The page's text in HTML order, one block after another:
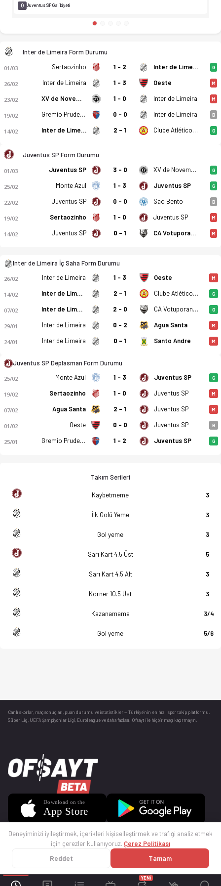
YENİ
Inter de Limeira - Juventus-SP 1-2 bitti. Gol anları, kadro,
0 Juventus SP Galibiyeti
Inter de Limeira Form Durumu
01/03 Sertaozinho 1 - 2 Inter de Limeira G
26/02 Inter de Limeira 1 - 3 Oeste M
23/02 XV de Novembro 1 - 0 Inter de Limeira M
19/02 Gremio Prudente 0 - 0 Inter de Limeira B
14/02 Inter de Limeira 2 - 1 Clube Atlético Linense G
Juventus SP Form Durumu
01/03 Juventus SP 3 - 0 XV de Novembro G
25/02 Monte Azul 1 - 3 Juventus SP G
22/02 Juventus SP 0 - 0 Sao Bento B
19/02 Sertaozinho 1 - 0 Juventus SP M
14/02 Juventus SP 0 - 1 CA Votuporanguense M
Inter de Limeira İç Saha Form Durumu
26/02 Inter de Limeira 1 - 3 Oeste M
14/02 Inter de Limeira 2 - 1 Clube Atlético Linense G
07/02 Inter de Limeira 2 - 0 CA Votuporanguense G
29/01 Inter de Limeira 0 - 2 Agua Santa M
24/01 Inter de Limeira 0 - 1 Santo Andre M
Juventus SP Deplasman Form Durumu
25/02 Monte Azul 1 - 3 Juventus SP G
19/02 Sertaozinho 1 - 0 Juventus SP M
07/02 Agua Santa 2 - 1 Juventus SP M
01/02 Oeste 0 - 0 Juventus SP B
25/01 Gremio Prudente 1 - 2 Juventus SP G
Takım Serileri
Kaybetmeme 3
İlk Golü Yeme 3
Gol yeme 3
Sarı Kart 4.5 Üst 5
Sarı Kart 4.5 Alt 3
Korner 10.5 Üst 3
Kazanamama 3/4
Gol yeme 5/6
Canlı skorlar , maç sonuçları, puan durumu ve istatistikler — Türkiye’nin en hızlı spor takip platformu.
Süper Lig, UEFA Şampiyonlar Ligi, Euroleague ve daha fazlası. Ofsayt ile hiçbir maçı kaçırmayın.
© 2025 Ofsayt
Deneyiminizi iyileştirmek, içerikleri kişiselleştirmek ve trafiği analiz etmek
için çerezler kullanıyoruz. Çerez Politikası
Reddet Tamam